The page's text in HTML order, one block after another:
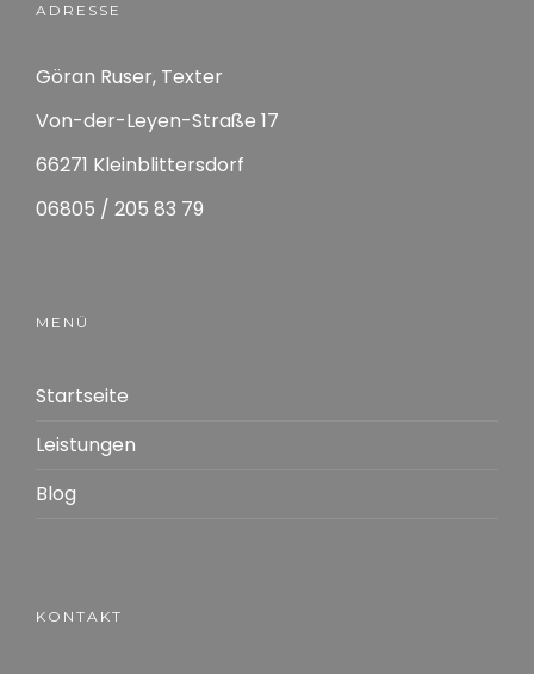
ADRESSE
Göran Ruser, Texter
Von-der-Leyen-Straße 17
66271 Kleinblittersdorf
06805 / 205 83 79
MENÜ
Startseite
Leistungen
Blog
KONTAKT